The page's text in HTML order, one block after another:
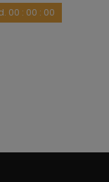
00 : 00 : 00